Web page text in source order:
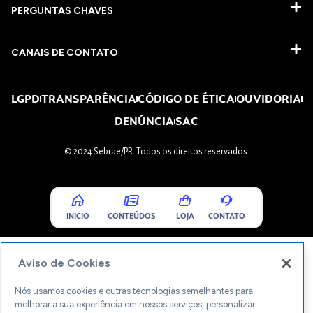
PERGUNTAS CHAVES​
CANAIS DE CONTATO
LGPDTRANSPARÊNCIACÓDIGO DE ÉTICAOUVIDORIA
DENÚNCIASAC
© 2024 Sebrae/PR. Todos os direitos reservados.
INICIO CONTEÚDOS LOJA CONTATO
Aviso de Cookies
Nós usamos cookies e outras tecnologias semelhantes para
melhorar a sua experiência em nossos serviços, personalizar